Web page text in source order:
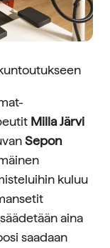
Milla Järvi
Sepon
kuluu
aina
saadaan